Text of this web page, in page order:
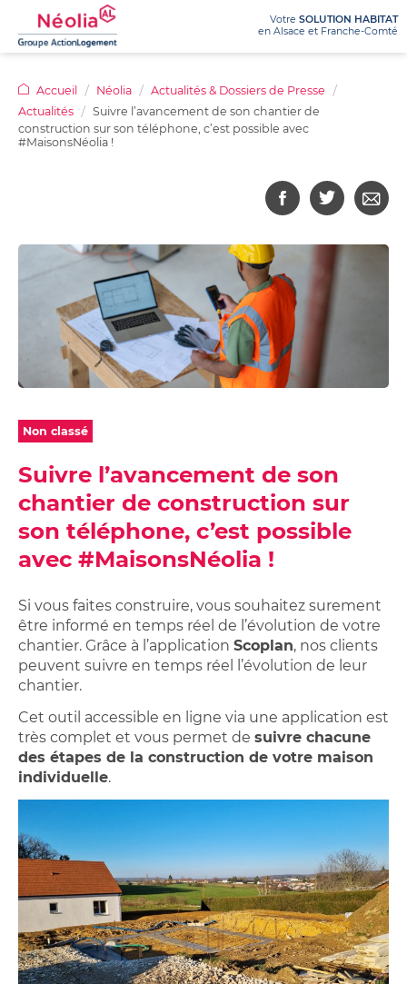
Votre SOLUTION HABITAT
en Alsace et Franche-Comté
Qui
sommes-
métiers
Chiffres
clés
Rapports
d’activité
Nos
agences
Dossiers
presse
LOUER
offres
en
Logements
adaptés
pour
seniors
appartements
Garage
ou
de
parking
louer
100%
Nos
avantages
location
Questions
ma
Néolia
appartement
Programmes
immobiliers
neufs
Achetez
votre
Achetez
votre
garage
ou
place
de
parking
social
location-
accession
(PSLA)
Questions
mon
Néolia
Accueil Néolia
Actualités & Dossiers de Presse
Actualités
Suivre l’avancement de son chantier de
construction sur son téléphone, c’est possible avec
#MaisonsNéolia !
Non classé
Suivre l’avancement de son
chantier de construction sur
son téléphone, c’est possible
avec #MaisonsNéolia !
Si vous faites construire, vous souhaitez surement
être informé en temps réel de l’évolution de votre
chantier. Grâce à l’application Scoplan, nos clients
peuvent suivre en temps réel l’évolution de leur
chantier.
Cet outil accessible en ligne via une application est
très complet et vous permet de suivre chacune
des étapes de la construction de votre maison
individuelle.